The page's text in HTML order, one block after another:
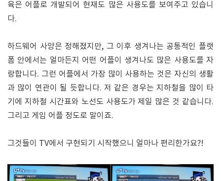
육은 어플로 개발되어 현재도 많은 사용도를 보여주고 있습니
다.
하드웨어 사양은 정해졌지만, 그 이후 생겨나는 공통적인 플랫
폼 안에서는 얼마든지 어떤 어플이 생겨나도 많은 사용도를 자
랑합니다. 그런 어플에서 가장 많이 사용하는 것은 자신의 생활
과 많이 연관이 될 듯합니다. 저 같은 경우는 지하철을 많이 타
기에 지하철 시간표와 노선도 사용도가 제일 많은 것 같습니다.
그리고 게임 어플 정도로 말이죠.
그것들이 TV에서 구현되기 시작했으니 얼마나 편리한가요?!